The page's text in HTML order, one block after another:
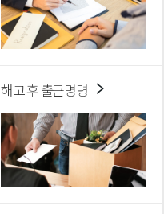
해고 후 출근명령